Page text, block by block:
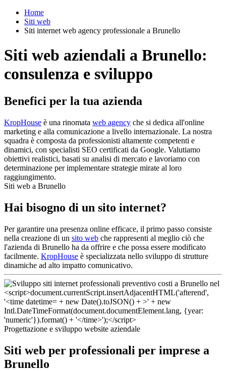
Home
Siti web
Siti internet web agency professionale a Brunello
Siti web aziendali a Brunello:
consulenza e sviluppo
Benefici per la tua azienda
KropHouse è una rinomata web agency che si dedica all'online
marketing e alla comunicazione a livello internazionale. La nostra
squadra è composta da professionisti altamente competenti e
dinamici, con specialisti SEO certificati da Google. Valutiamo
obiettivi realistici, basati su analisi di mercato e lavoriamo con
determinazione per implementare strategie mirate al loro
raggiungimento.
Siti web a Brunello
Hai bisogno di un sito internet?
Per garantire una presenza online efficace, il primo passo consiste
nella creazione di un sito web che rappresenti al meglio ciò che
l'azienda di Brunello ha da offrire e che possa essere modificato
facilmente. KropHouse è specializzata nello sviluppo di strutture
dinamiche ad alto impatto comunicativo.
Progettazione e sviluppo website aziendale
Siti web per professionali per imprese a
Brunello